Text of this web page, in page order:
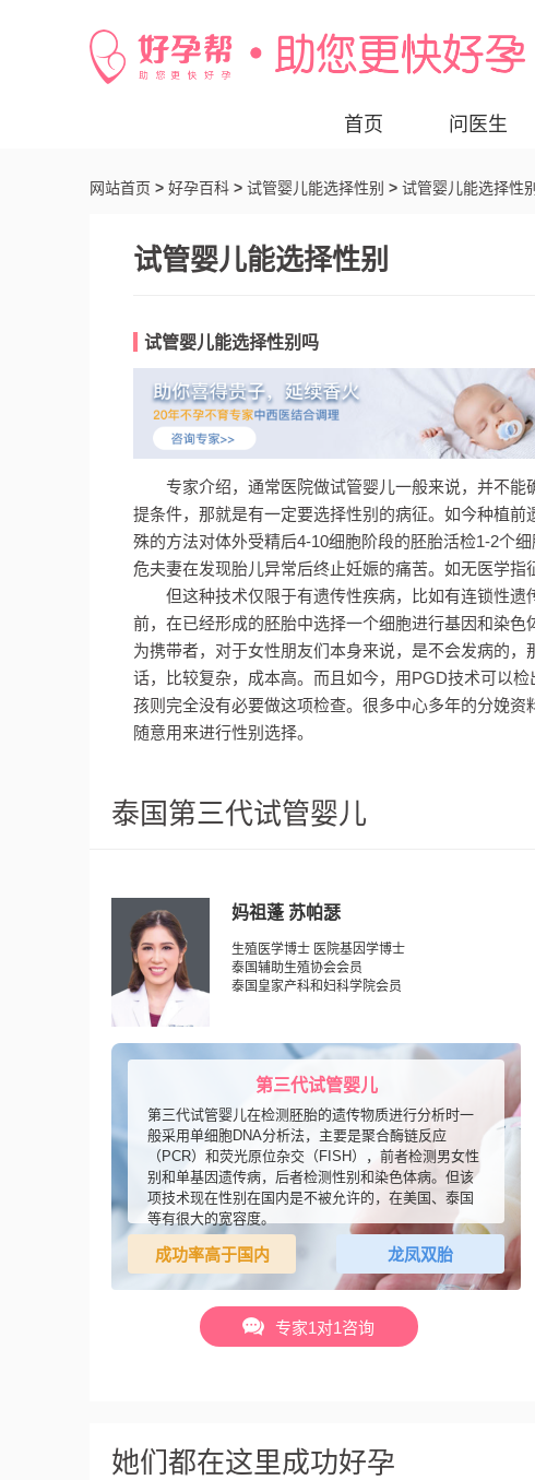
首页 问医生
网站首页 > 好孕百科 > 试管婴儿能选择性别 > 试管婴儿能选择性
试管婴儿能选择性别
试管婴儿能选择性别吗
专家介绍，通常医院做试管婴儿一般来说，并不
提条件，那就是有一定要选择性别的病征。如今种植
殊的方法对体外受精后4-10细胞阶段的胚胎活检1-2个
危夫妻在发现胎儿异常后终止妊娠的痛苦。如无医学指
但这种技术仅限于有遗传性疾病，比如有连锁性
前，在已经形成的胚胎中选择一个细胞进行基因和染
为携带者，对于女性朋友们本身来说，是不会发病的
话，比较复杂，成本高。而且如今，用PGD技术可以
孩则完全没有必要做这项检查。很多中心多年的分娩
随意用来进行性别选择。
泰国第三代试管婴儿
妈祖蓬 苏帕瑟
生殖医学博士 医院基因学博士
泰国辅助生殖协会会员
泰国皇家产科和妇科学院会员
第三代试管婴儿
第三代试管婴儿在检测胚胎的遗传物质进行分析时一
般采用单细胞DNA分析法，主要是聚合酶链反应
（PCR）和荧光原位杂交（FISH），前者检测男女性
别和单基因遗传病，后者检测性别和染色体病。但该
项技术现在性别在国内是不被允许的，在美国、泰国
等有很大的宽容度。
成功率高于国内 龙凤双胎
专家1对1咨询
她们都在这里成功好孕